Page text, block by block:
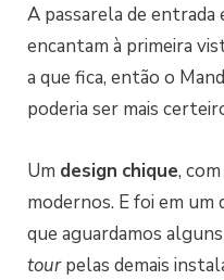
A passarela de entrada
encantam à primeira
a que fica, então o
poderia ser mais
Um design chique,
modernos. E foi em
que aguardamos
tourpelas demais